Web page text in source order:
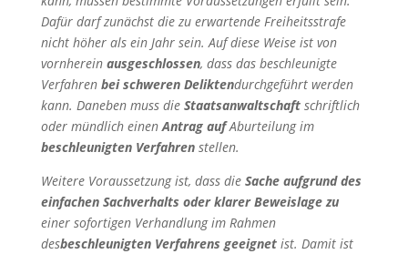
Dafür darf zunächst die zu erwartende Freiheitsstrafe
nicht höher als ein Jahr sein. Auf diese Weise ist von
vornherein ausgeschlossen, dass das beschleunigte
Verfahren bei schweren Deliktendurchgeführt werden
kann. Daneben muss die Staatsanwaltschaftschriftlich
oder mündlich einenAntrag aufAburteilung im
beschleunigten Verfahrenstellen.
Weitere Voraussetzung ist, dass die Sache aufgrund des
einfachen Sachverhalts oder klarer Beweislage zu
einer sofortigen Verhandlung im Rahmen
desbeschleunigten Verfahrens geeignetist. Damit ist